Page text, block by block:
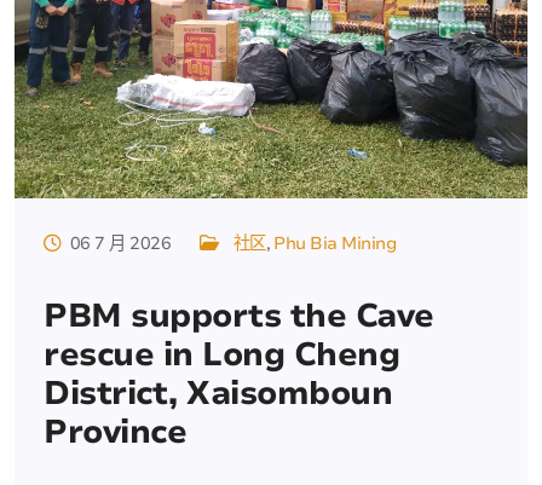
06 7 月 2026 社区 Phu Bia Mining
PBM supports the Cave
rescue in Long Cheng
District, Xaisomboun
Province